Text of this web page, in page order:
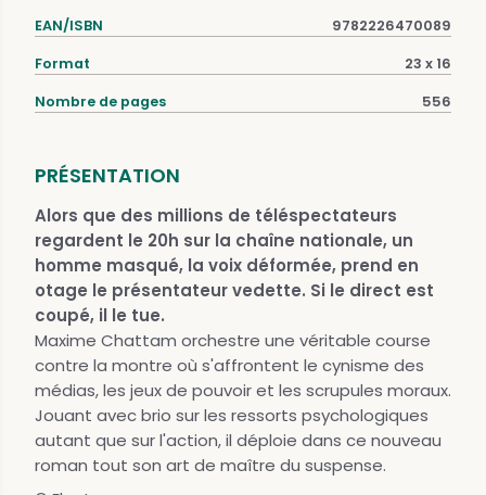
EAN/ISBN 9782226470089
Format 23 x 16
Nombre de pages 556
PRÉSENTATION
Alors que des millions de téléspectateurs
regardent le 20h sur la chaîne nationale, un
homme masqué, la voix déformée, prend en
otage le présentateur vedette. Si le direct est
coupé, il le tue.
Maxime Chattam orchestre une véritable course
contre la montre où s'affrontent le cynisme des
médias, les jeux de pouvoir et les scrupules moraux.
Jouant avec brio sur les ressorts psychologiques
autant que sur l'action, il déploie dans ce nouveau
roman tout son art de maître du suspense.